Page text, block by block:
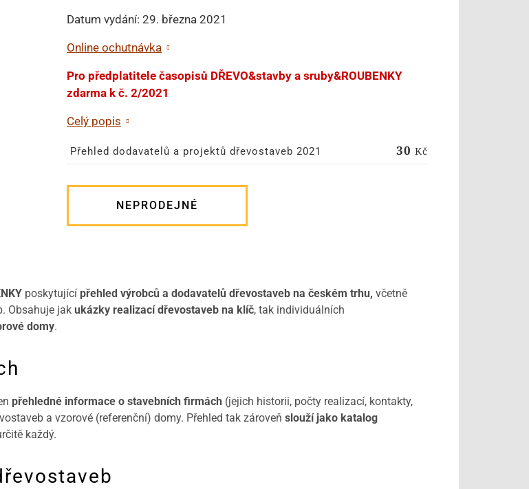
Datum vydání: 29. března 2021
Online ochutnávka
Pro předplatitele časopisů DŘEVO&stavby a sruby&ROUBENKY
zdarma k č. 2/2021
Celý popis
Přehled dodavatelů a projektů dřevostaveb 2021 30 Kč
NEPRODEJNÉ
poskytující přehled výrobců a dodavatelů dřevostaveb na českém trhu, včetně
Obsahuje jak ukázky realizací dřevostaveb na klíč, tak individuálních
domy.
přehledné informace o stavebních firmách (jejich historii, počty realizací, kontakty,
a vzorové (referenční) domy. Přehled tak zároveň slouží jako katalog
každý.